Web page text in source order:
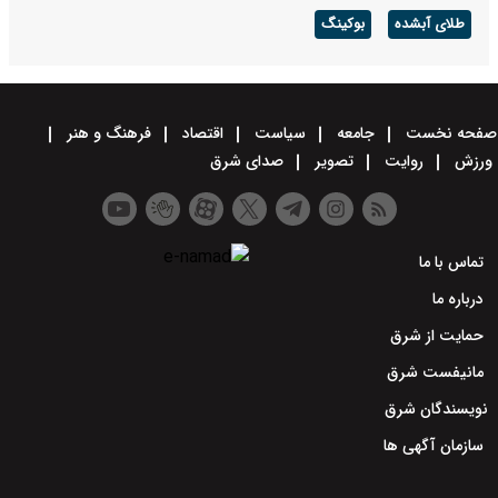
طلای آبشده بوکینگ
صفحه نخست جامعه سیاست اقتصاد
فرهنگ و هنر
ورزش
روایت تصویر صدای شرق
تماس با ما
درباره ما
حمایت از شرق
مانیفست شرق
نویسندگان شرق
سازمان آگهی ها